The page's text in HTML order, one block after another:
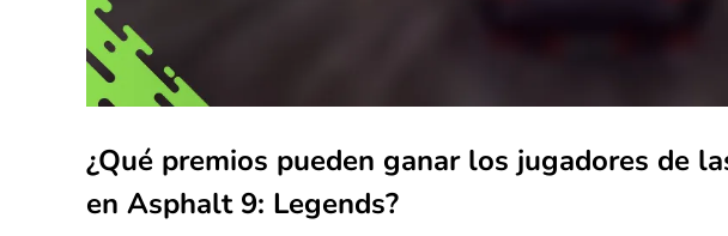
¿Qué premios pueden ganar los jugadores de
en Asphalt 9: Legends?